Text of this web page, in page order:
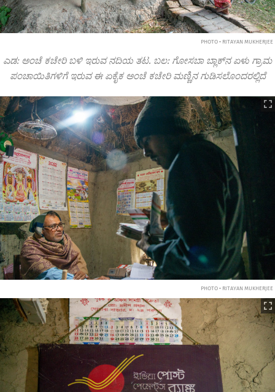
PHOTO • RITAYAN MUKHERJEE
ಎಡ: ಅಂಚೆ ಕಚೇರಿ ಬಳಿ ಇರುವ ನದಿಯ ತಟ. ಬಲ: ಗೋಸಬಾ ಬ್ಲಾಕ್‌ನ ಏಳು ಗ್ರಾಮ
ಪಂಚಾಯಿತಿಗಳಿಗೆ ಇರುವ ಈ ಏಕೈಕ ಅಂಚೆ ಕಚೇರಿ ಮಣ್ಣಿನ ಗುಡಿಸಲೊಂದರಲ್ಲಿದೆ
PHOTO • RITAYAN MUKHERJEE